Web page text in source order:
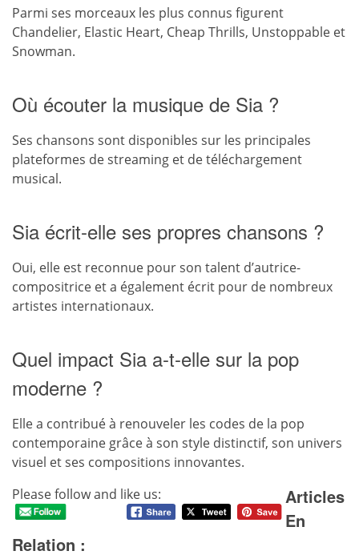
Parmi ses morceaux les plus connus figurent
Chandelier, Elastic Heart, Cheap Thrills, Unstoppable et
Snowman.
Où écouter la musique de Sia ?
Ses chansons sont disponibles sur les principales
plateformes de streaming et de téléchargement
musical.
Sia écrit-elle ses propres chansons ?
Oui, elle est reconnue pour son talent d’autrice-
compositrice et a également écrit pour de nombreux
artistes internationaux.
Quel impact Sia a-t-elle sur la pop
moderne ?
Elle a contribué à renouveler les codes de la pop
contemporaine grâce à son style distinctif, son univers
visuel et ses compositions innovantes.
Please follow and like us:
Articles
En
Relation :